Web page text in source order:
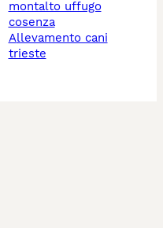
montalto uffugo
cosenza
allevamento cani
trieste